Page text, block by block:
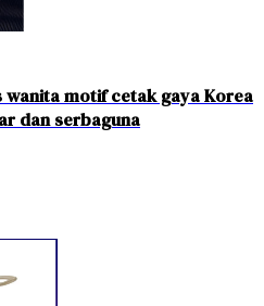
wanita motif cetak gaya Korea
dan serbaguna